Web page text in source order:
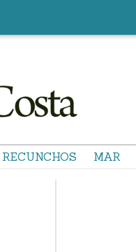
RECUNCHOS MAR